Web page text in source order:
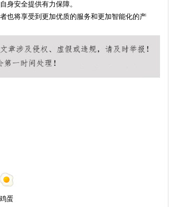
身安全提供有力保障。
也将享受到更加优质的服务和更加智能化的产
鸡蛋